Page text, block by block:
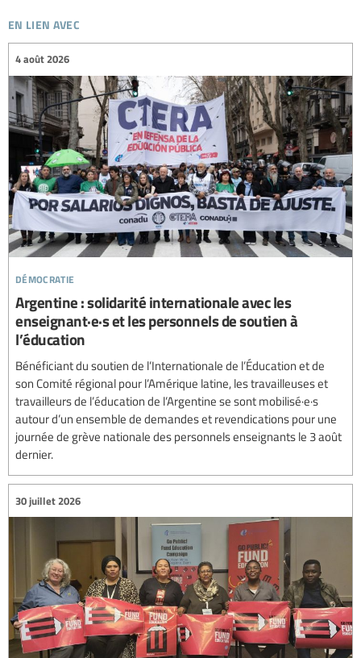
en lien avec
démocratie
4 août 2026
Argentine : solidarité internationale avec les
enseignant·e·s et les personnels de soutien à
l’éducation
Bénéficiant du soutien de l’Internationale de l’Éducation et de
son Comité régional pour l’Amérique latine, les travailleuses et
travailleurs de l’éducation de l’Argentine se sont mobilisé·e·s
autour d’un ensemble de demandes et revendications pour une
journée de grève nationale des personnels enseignants le 3 août
dernier.
30 juillet 2026